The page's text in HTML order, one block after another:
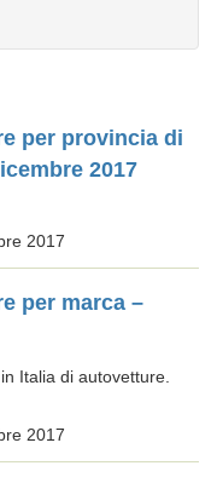
per provincia di
2017
2017
per marca –
Italia di autovetture.
2017